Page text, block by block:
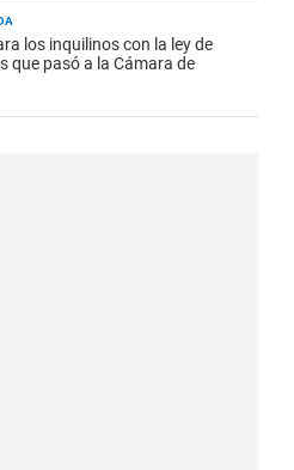
los inquilinos con la ley de
que pasó a la Cámara de